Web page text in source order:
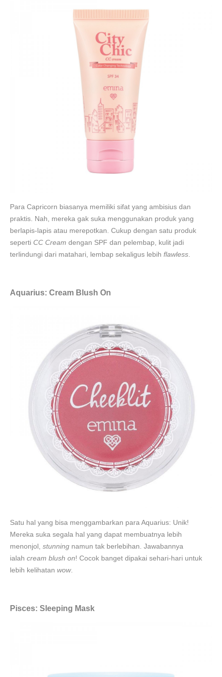
Para Capricorn biasanya memiliki sifat yang ambisius dan
praktis. Nah, mereka gak suka menggunakan produk yang
berlapis-lapis atau merepotkan. Cukup dengan satu produk
seperti CC Cream dengan SPF dan pelembap, kulit jadi
terlindungi dari matahari, lembap sekaligus lebih flawless
Aquarius: Cream Blush On
Satu hal yang bisa menggambarkan para Aquarius: Unik!
Mereka suka segala hal yang dapat membuatnya lebih
menonjol, stunning namun tak berlebihan. Jawabannya
ialah cream blush on! Cocok banget dipakai sehari-hari untuk
lebih kelihatan wow.
Pisces: Sleeping Mask